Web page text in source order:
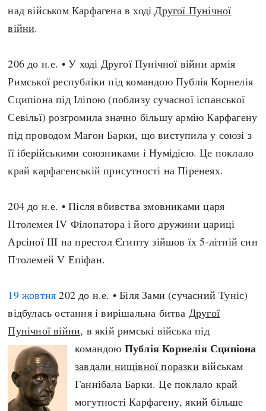
над військом Карфагена в ходіДругої Пунічної
війни.
206 до н.е. • У ході Другої Пунічної війни армія
Римської республіки під командою Публія Корнелія
Сципіона під Іліпою (поблизу сучасної іспанської
Севільї) розгромила значно більшу армію Карфагену
під проводом Магон Барки, що виступила у союзі з
її іберійськими союзниками і Нумідією. Це поклало
край карфагенській присутності на Піренеях.
204 до н.е. • Після вбивства змовниками царя
Птолемея IV Філопатора і його дружини цариці
Арсіної III на престол Єгипту зійшов їх 5-літній син
Птолемей V Епіфан.
19 жовтня 202 до н.е. • Біля Зами (сучасний Туніс)
відбулась остання і вирішальна битва Другої
Пунічної війни, в якій римські війська під
командою Публія Корнелія Сципіона
завдали нищівної поразки військам
Ганнібала Барки. Це поклало край
могутності Карфагену, який більше